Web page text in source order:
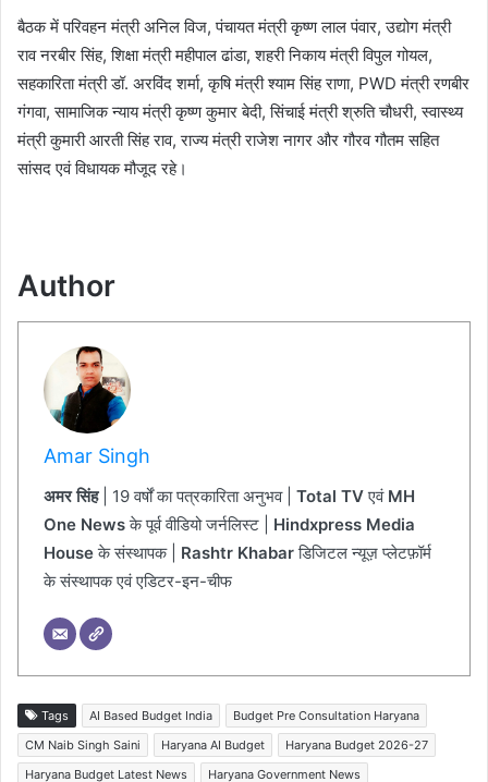
बैठक में परिवहन मंत्री अनिल विज, पंचायत मंत्री कृष्ण लाल पंवार, उद्योग मंत्री
राव नरबीर सिंह, शिक्षा मंत्री महीपाल ढांडा, शहरी निकाय मंत्री विपुल गोयल,
सहकारिता मंत्री डॉ. अरविंद शर्मा, कृषि मंत्री श्याम सिंह राणा, PWD मंत्री रणबीर
गंगवा, सामाजिक न्याय मंत्री कृष्ण कुमार बेदी, सिंचाई मंत्री श्रुति चौधरी, स्वास्थ्य
मंत्री कुमारी आरती सिंह राव, राज्य मंत्री राजेश नागर और गौरव गौतम सहित
सांसद एवं विधायक मौजूद रहे।
Author
Amar Singh
अमर सिंह| 19 वर्षों का पत्रकारिता अनुभव | Total TVएवं MH
One Newsके पूर्व वीडियो जर्नलिस्ट | Hindxpress Media
Houseके संस्थापक | Rashtr Khabarडिजिटल न्यूज़ प्लेटफ़ॉर्म
के संस्थापक एवं एडिटर-इन-चीफ
Tags AI Based Budget India
Budget Pre Consultation Haryana
CM Naib Singh Saini
Haryana AI Budget
Haryana Budget 2026-27
Haryana Budget Latest News
Haryana Government News